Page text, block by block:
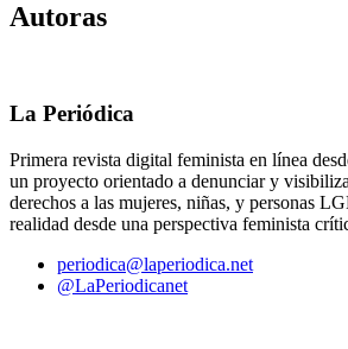
Autoras
La Periódica
Primera revista digital feminista en línea
un proyecto orientado a denunciar y
derechos a las mujeres, niñas, y personas
realidad desde una perspectiva feminista
periodica@laperiodica.net
@LaPeriodicanet